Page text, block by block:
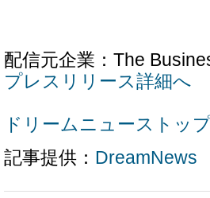
配信元企業：The
プレスリリース詳細へ
ドリームニューストッ
記事提供： DreamNews